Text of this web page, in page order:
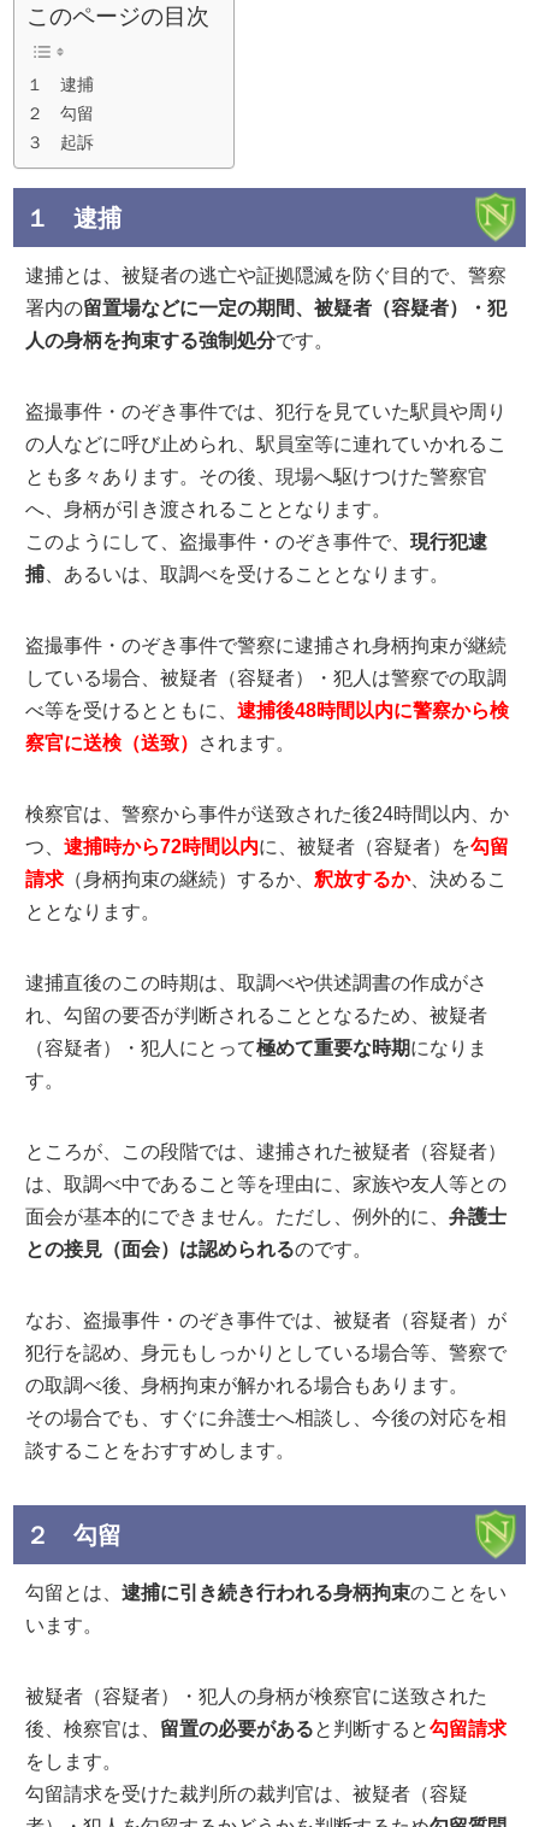
このページの目次
１ 逮捕
２ 勾留
３ 起訴
１ 逮捕
逮捕とは、被疑者の逃亡や証拠隠滅を防ぐ目的で、警察
署内の留置場などに一定の期間、被疑者（容疑者）・犯
人の身柄を拘束する強制処分です。
盗撮事件・のぞき事件では、犯行を見ていた駅員や周り
の人などに呼び止められ、駅員室等に連れていかれるこ
とも多々あります。その後、現場へ駆けつけた警察官
へ、身柄が引き渡されることとなります。
このようにして、盗撮事件・のぞき事件で、現行犯逮
捕、あるいは、取調べを受けることとなります。
盗撮事件・のぞき事件で警察に逮捕され身柄拘束が継続
している場合、被疑者（容疑者）・犯人は警察での取調
べ等を受けるとともに、逮捕後48時間以内に警察から検
察官に送検（送致）
されます。
検察官は、警察から事件が送致された後24時間以内、か
つ、逮捕時から72時間以内に、被疑者（容疑者）を勾留
請求 （身柄拘束の継続）するか、釈放するか、決めるこ
ととなります。
逮捕直後のこの時期は、取調べや供述調書の作成がさ
れ、勾留の要否が判断されることとなるため、被疑者
（容疑者）・犯人にとって極めて重要な時期になりま
す。
ところが、この段階では、逮捕された被疑者（容疑者）
は、取調べ中であること等を理由に、家族や友人等との
面会が基本的にできません。ただし、例外的に、弁護士
との接見（面会）は認められるのです。
なお、盗撮事件・のぞき事件では、被疑者（容疑者）が
犯行を認め、身元もしっかりとしている場合等、警察で
の取調べ後、身柄拘束が解かれる場合もあります。
その場合でも、すぐに弁護士へ相談し、今後の対応を相
談することをおすすめします。
２ 勾留
勾留とは、逮捕に引き続き行われる身柄拘束のことをい
います。
被疑者（容疑者）・犯人の身柄が検察官に送致された
後、検察官は、 留置の必要があると判断すると勾留請求
をします。
勾留請求を受けた裁判所の裁判官は、被疑者（容疑